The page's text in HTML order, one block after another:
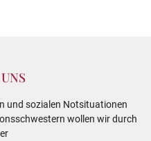
und sozialen Notsituationen
wollen wir durch